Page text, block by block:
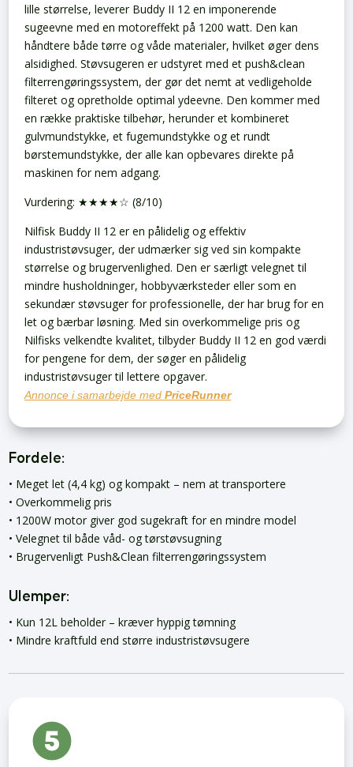
lille størrelse, leverer Buddy II 12 en imponerende
sugeevne med en motoreffekt på 1200 watt. Den kan
håndtere både tørre og våde materialer, hvilket øger dens
alsidighed. Støvsugeren er udstyret med et push&clean
filterrengøringssystem, der gør det nemt at vedligeholde
filteret og opretholde optimal ydeevne. Den kommer med
en række praktiske tilbehør, herunder et kombineret
gulvmundstykke, et fugemundstykke og et rundt
børstemundstykke, der alle kan opbevares direkte på
maskinen for nem adgang.
Vurdering: ★★★★☆ (8/10)
Nilfisk Buddy II 12 er en pålidelig og effektiv
industristøvsuger, der udmærker sig ved sin kompakte
størrelse og brugervenlighed. Den er særligt velegnet til
mindre husholdninger, hobbyværksteder eller som en
sekundær støvsuger for professionelle, der har brug for en
let og bærbar løsning. Med sin overkommelige pris og
Nilfisks velkendte kvalitet, tilbyder Buddy II 12 en god værdi
for pengene for dem, der søger en pålidelig
industristøvsuger til lettere opgaver.
Annonce i samarbejde medPriceRunner
Fordele:
• Meget let (4,4 kg) og kompakt – nem at transportere
• Overkommelig pris
• 1200W motor giver god sugekraft for en mindre model
• Velegnet til både våd- og tørstøvsugning
• Brugervenligt Push&Clean filterrengøringssystem
Ulemper:
• Kun 12L beholder – kræver hyppig tømning
• Mindre kraftfuld end større industristøvsugere